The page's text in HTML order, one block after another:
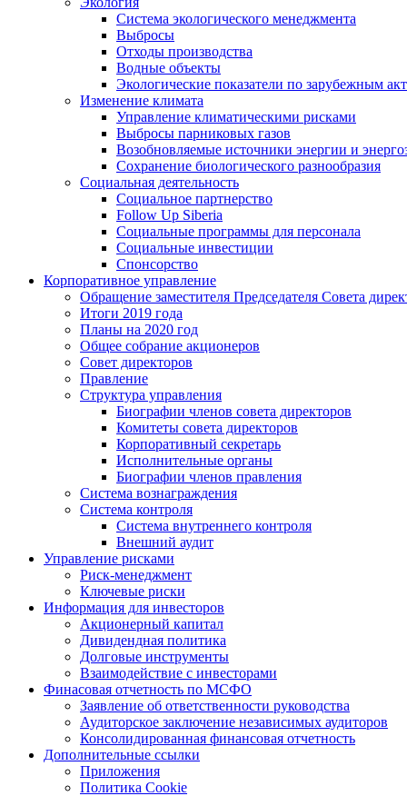
Система экологического менеджмента
Выбросы
Отходы производства
Водные объекты
Экологические показатели по зарубежным
Изменение климата
Управление климатическими рисками
Выбросы парниковых газов
Возобновляемые источники энергии и
Сохранение биологического разнообразия
Социальная деятельность
Социальное партнерство
Follow Up Siberia
Социальные программы для персонала
Социальные инвестиции
Спонсорство
Корпоративное управление
Обращение заместителя Председателя Совета
Итоги 2019 года
Планы на 2020 год
Общее собрание акционеров
Совет директоров
Правление
Структура управления
Биографии членов совета директоров
Комитеты совета директоров
Корпоративный секретарь
Исполнительные органы
Биографии членов правления
Система вознаграждения
Система контроля
Система внутреннего контроля
Внешний аудит
Управление рисками
Риск-менеджмент
Ключевые риски
Информация для инвесторов
Акционерный капитал
Дивидендная политика
Долговые инструменты
Взаимодействие с инвеcторами
Финасовая отчетность по МСФО
Заявление об ответственности руководства
Аудиторское заключение независимых аудиторов
Консолидированная финансовая отчетность
Дополнительные ссылки
Приложения
Политика Cookie